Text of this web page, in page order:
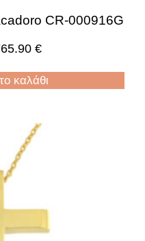
CR-000916G
€
καλάθι